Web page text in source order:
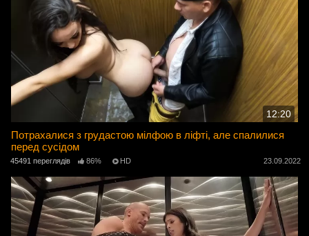
12:20
Потрахалися з грудастою мілфою в ліфті, але спалилися
перед сусідом
45491 переглядів 86% HD 23.09.2022